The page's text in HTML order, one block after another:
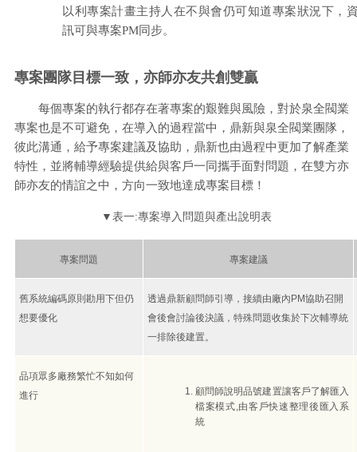
以利專案計畫主持人在不與會仍可知道專案狀況下，
訊可與專案PM同步。
專案團隊目標一致，亦師亦友共創雙贏
每個專案的執行都存在著專案的艱難與風險，對於泉全閥業
專案也是不可避免，在導入的過程當中，鼎新與泉全閥業團隊，
彼此溝通，給予專案建議及協助，鼎新也由過程中更加了解產業
特性，並將輔導經驗提供給與客戶一同攜手面對問題，在雙方亦
師亦友的情誼之中，方向一致地達成專案目標！
▼表一:專案導入問題與產出說明表
專案問題 專案建議
舊系統編碼原則勘用下但仍
想要優化
透過鼎新顧問師引導，接續由廠內PM協助召開
會後會討論後決議，特殊問題收集於下次輔導統
一排除後建置。
品項眾多廠務繁忙不知如何
進行
顧問師說明品號建置讓客戶了解匯入
檔案模式,由客戶快速整理後匯入系
統